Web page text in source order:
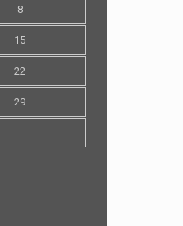
8
15
22
29